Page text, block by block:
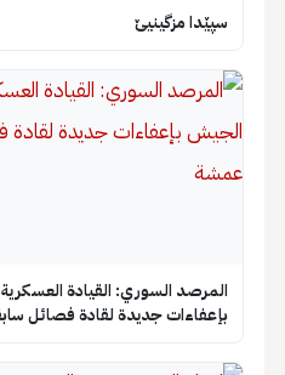
سپێدا مزگینیێ
المرصد السوري: القيادة
بإعفاءات جديدة لقادة فصائل